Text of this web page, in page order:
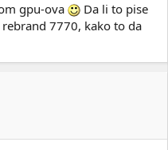
gpu-ova
Da li to pise
7770, kako to da